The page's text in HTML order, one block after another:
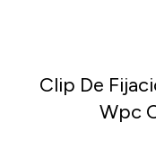
Clip De
Wpc